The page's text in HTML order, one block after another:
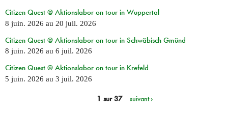
Citizen Quest @ Aktionslabor on tour in Wuppertal
8 juin. 2026 au 20 juil. 2026
Citizen Quest @ Aktionslabor on tour in Schwäbisch Gmünd
8 juin. 2026 au 6 juil. 2026
Citizen Quest @ Aktionslabor on tour in Krefeld
5 juin. 2026 au 3 juil. 2026
1 sur 37 suivant ›